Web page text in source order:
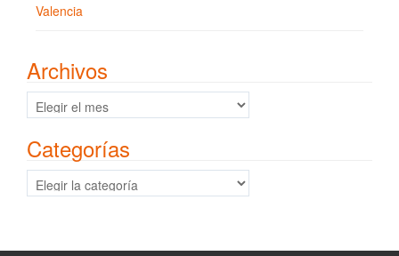
Valencia
Archivos
Archivos
Categorías
Categorías